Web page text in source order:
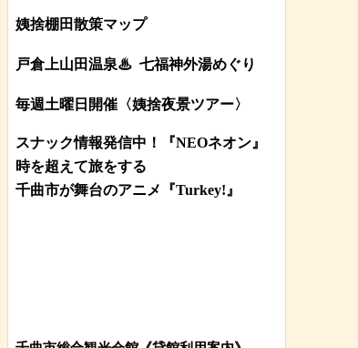
姨捨棚田散策マップ
戸倉上山田温泉♨ 七福神外湯めぐり
毎週土曜日開催〈姨捨夜景ツアー〉
スナック情報発信中！『NEOネオン』
時を超えて旅をする
千曲市が舞台のアニメ『Turkey!』